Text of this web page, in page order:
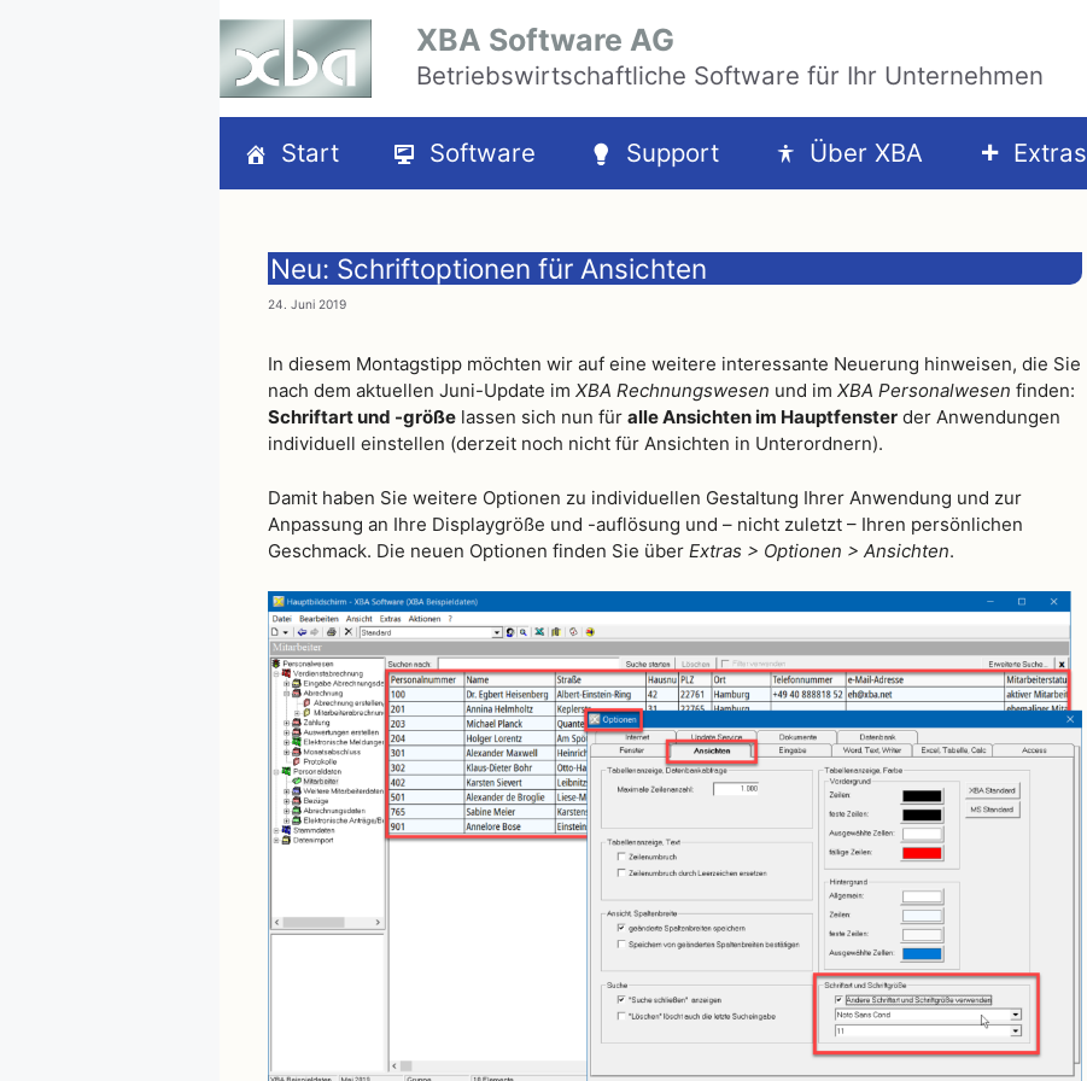
XBA Software AG
Betriebswirtschaftliche Software für Ihr Unternehmen
Start Software Support Über XBA Extras
Neu: Schriftoptionen für Ansichten
24. Juni 2019
In diesem Montagstipp möchten wir auf eine weitere interessante Neuerung hinweisen, die Sie
nach dem aktuellen Juni-Update im XBA Rechnungswesen und im XBA Personalwesen finden:
Schriftart und -größe lassen sich nun für alle Ansichten im Hauptfenster der Anwendungen
individuell einstellen (derzeit noch nicht für Ansichten in Unterordnern).
Damit haben Sie weitere Optionen zu individuellen Gestaltung Ihrer Anwendung und zur
Anpassung an Ihre Displaygröße und -auflösung und – nicht zuletzt – Ihren persönlichen
Geschmack. Die neuen Optionen finden Sie über Extras > Optionen > Ansichten.